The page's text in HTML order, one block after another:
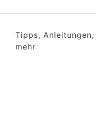
Tipps,
mehr